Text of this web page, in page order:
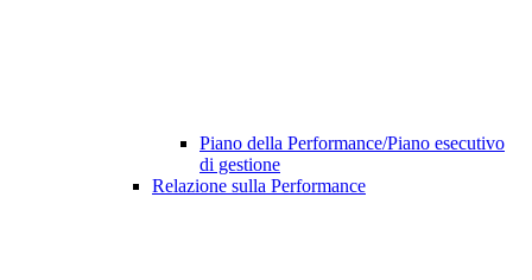
Piano della Performance/Piano esecutivo
di gestione
Relazione sulla Performance